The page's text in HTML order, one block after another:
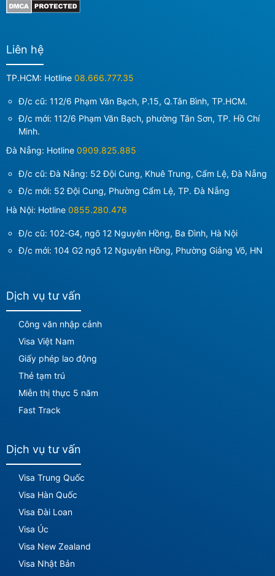
Liên hệ
TP.HCM: Hotline 08.666.777.35
Đ/c cũ: 112/6 Phạm Văn Bạch, P.15, Q.Tân Bình, TP.HCM.
Đ/c mới: 112/6 Phạm Văn Bạch, phường Tân Sơn, TP. Hồ Chí
Minh.
Đà Nẵng: Hotline 0909.825.885
Đ/c cũ: Đà Nẵng: 52 Đội Cung, Khuê Trung, Cẩm Lệ, Đà Nẵng
Đ/c mới: 52 Đội Cung, Phường Cẩm Lệ, TP. Đà Nẵng
Hà Nội: Hotline 0855.280.476
Đ/c cũ: 102-G4, ngõ 12 Nguyên Hồng, Ba Đình, Hà Nội
Đ/c mới: 104 G2 ngõ 12 Nguyên Hồng, Phường Giảng Võ, HN
Dịch vụ tư vấn
Công văn nhập cảnh
Visa Việt Nam
Giấy phép lao động
Thẻ tạm trú
Miễn thị thực 5 năm
Fast Track
Dịch vụ tư vấn
Visa Trung Quốc
Visa Hàn Quốc
Visa Đài Loan
Visa Úc
Visa New Zealand
Visa Nhật Bản